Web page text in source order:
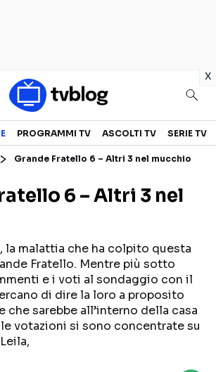
x
SERIE TV
FICTION
PROGRAMMI TV ASCOLTI TV SERIE TV
Grande Fratello 6 – Altri 3 nel mucchio
6 – Altri 3 nel
la malattia che ha colpito questa
Fratello. Mentre più sotto
e i voti al sondaggio con il
di dire la loro a proposito
che sarebbe all’interno della casa
votazioni si sono concentrate su